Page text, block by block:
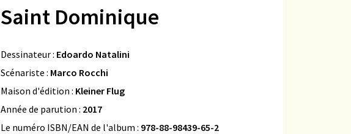
Saint Dominique
Dessinateur : Edoardo Natalini
Scénariste : Marco Rocchi
Maison d'édition : Kleiner Flug
Année de parution : 2017
Le numéro ISBN/EAN de l'album : 978-88-98439-65-2